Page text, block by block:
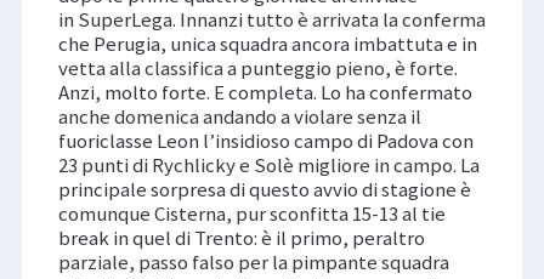
in SuperLega. Innanzi tutto è arrivata la conferma
che Perugia, unica squadra ancora imbattuta e in
vetta alla classifica a punteggio pieno, è forte.
Anzi, molto forte. E completa. Lo ha confermato
anche domenica andando a violare senza il
fuoriclasse Leon l’insidioso campo di Padova con
23 punti di Rychlicky e Solè migliore in campo. La
principale sorpresa di questo avvio di stagione è
comunque Cisterna, pur sconfitta 15-13 al tie
break in quel di Trento: è il primo, peraltro
parziale, passo falso per la pimpante squadra